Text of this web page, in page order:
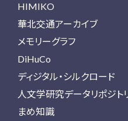
HIMIKO
華北交通アーカイブ
メモリーグラフ
DiHuCo
ディジタル・シルクロード
人文学研究データリポジト
まめ知識